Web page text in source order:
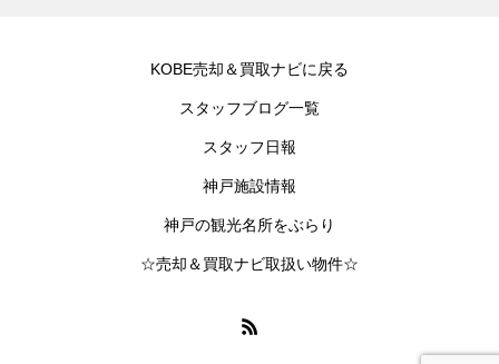
KOBE売却＆買取ナビに戻る
スタッフブログ一覧
スタッフ日報
神戸施設情報
神戸の観光名所をぶらり
☆売却＆買取ナビ取扱い物件☆